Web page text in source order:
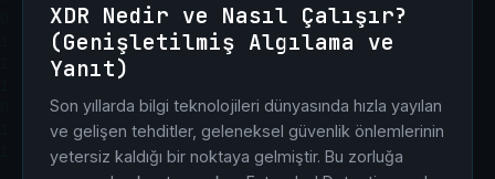
XDR Nedir ve Nasıl Çalışır?
(Genişletilmiş Algılama ve
Yanıt)
Son yıllarda bilgi teknolojileri dünyasında hızla yayılan
ve gelişen tehditler, geleneksel güvenlik önlemlerinin
yetersiz kaldığı bir noktaya gelmiştir. Bu zorluğa